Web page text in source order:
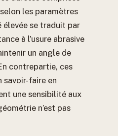
les paramètres
élevée se traduit par
à l’usure abrasive
un angle de
contrepartie, ces
savoir-faire en
une sensibilité aux
n’est pas